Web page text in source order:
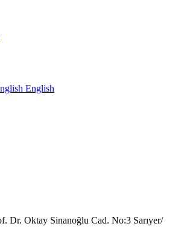
English
Dr. Oktay Sinanoğlu Cad. No:3 Sarıyer/